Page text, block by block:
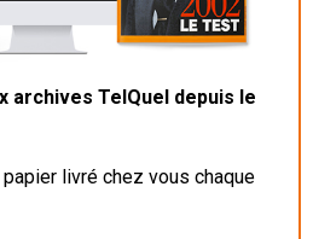
archives TelQuel depuis le
livré chez vous chaque